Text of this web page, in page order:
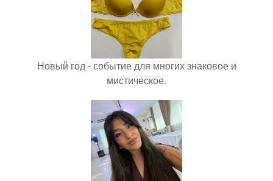
Новый год - событие для многих знаковое и
мистическое.